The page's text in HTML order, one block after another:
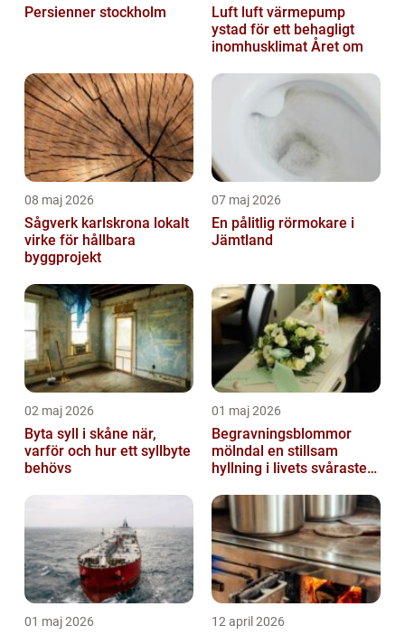
Persienner stockholm
Luft luft värmepump
ystad för ett behagligt
inomhusklimat Året om
08 maj 2026
Sågverk karlskrona lokalt
virke för hållbara
byggprojekt
07 maj 2026
En pålitlig rörmokare i
Jämtland
02 maj 2026
Byta syll i skåne när,
varför och hur ett syllbyte
behövs
01 maj 2026
Begravningsblommor
mölndal en stillsam
hyllning i livets svåraste
01 maj 2026 12 april 2026